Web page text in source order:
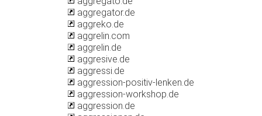
aggregator.de
aggreko.de
aggrelin.com
aggrelin.de
aggresive.de
aggressi.de
aggression-positiv-lenken.de
aggression-workshop.de
aggression.de